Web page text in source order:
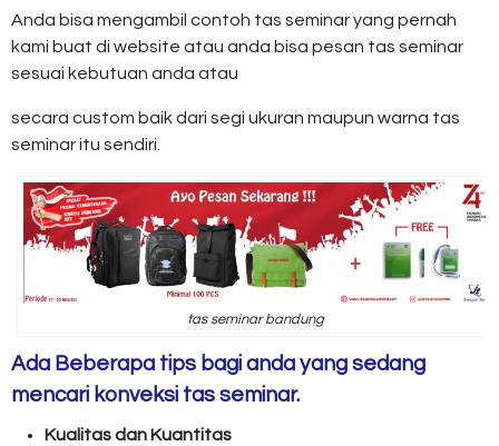
Anda bisa mengambil contoh tas seminar yang pernah
kami buat di website atau anda bisa pesan tas seminar
sesuai kebutuan anda atau
secara custom baik dari segi ukuran maupun warna tas
seminar itu sendiri.
tas seminar bandung
Ada Beberapa tips bagi anda yang sedang
mencari konveksi tas seminar.
Kualitas dan Kuantitas